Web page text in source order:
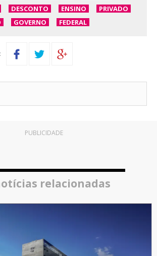
DESCONTO ENSINO
PRIVADO
GOVERNO FEDERAL
PUBLICIDADE
relacionadas